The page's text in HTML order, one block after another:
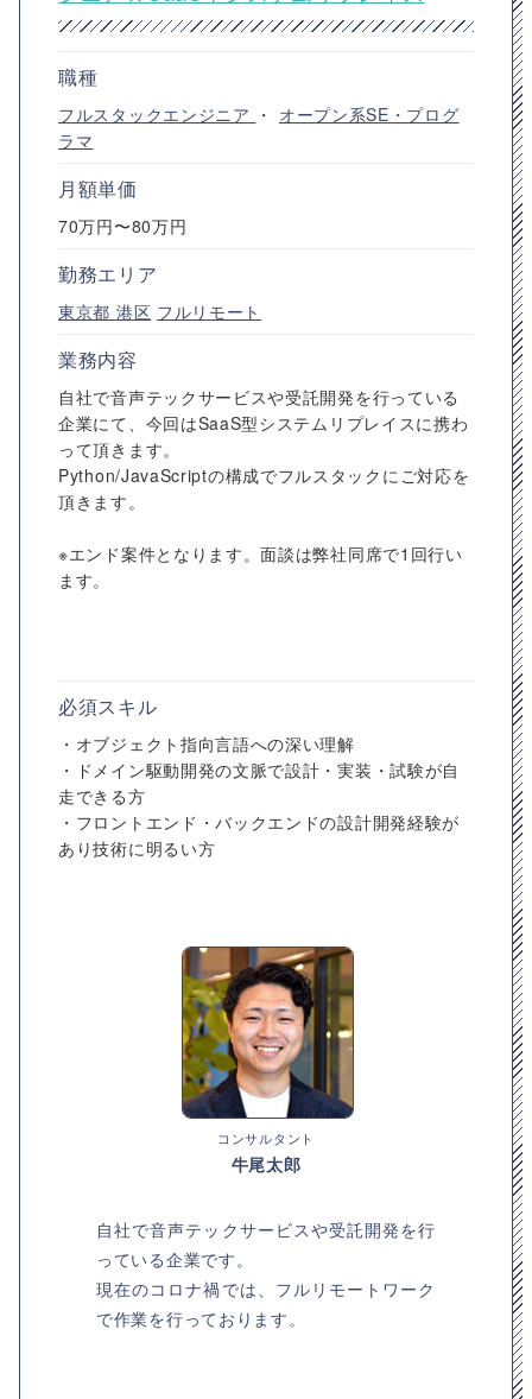
職種
フルスタックエンジニア ・ オープン系SE・プログ
ラマ
月額単価
70万円〜80万円
勤務エリア
東京都 港区 フルリモート
業務内容
自社で音声テックサービスや受託開発を行っている
企業にて、今回はSaaS型システムリプレイスに携わ
って頂きます。
Python/JavaScriptの構成でフルスタックにご対応を
頂きます。
※エンド案件となります。面談は弊社同席で1回行い
ます。
必須スキル
・オブジェクト指向言語への深い理解
・ドメイン駆動開発の文脈で設計・実装・試験が自
走できる方
・フロントエンド・バックエンドの設計開発経験が
あり技術に明るい方
コンサルタント
牛尾太郎
自社で音声テックサービスや受託開発を行
っている企業です。
現在のコロナ禍では、フルリモートワーク
で作業を行っております。